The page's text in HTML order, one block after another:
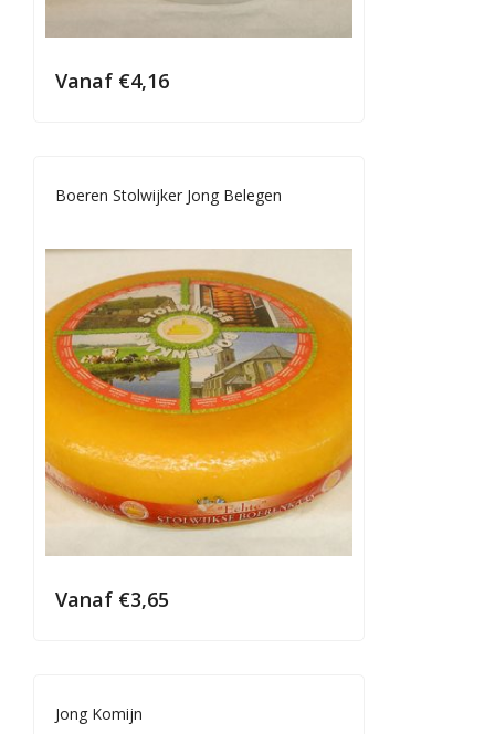
Vanaf €4,16
Boeren Stolwijker Jong Belegen
Vanaf €3,65
Jong Komijn